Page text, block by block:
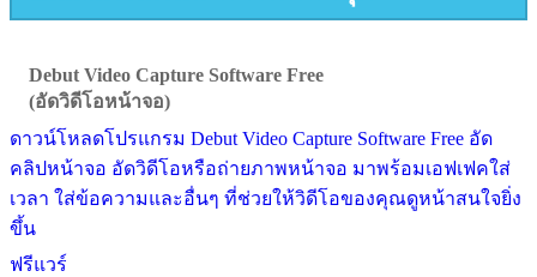
Debut Video Capture Software Free
(อัดวิดีโอหน้าจอ)
ดาวน์โหลดโปรแกรม Debut Video Capture Software Free อัด
คลิปหน้าจอ อัดวิดีโอหรือถ่ายภาพหน้าจอ มาพร้อมเอฟเฟคใส่
เวลา ใส่ข้อความและอื่นๆ ที่ช่วยให้วิดีโอของคุณดูหน้าสนใจยิ่ง
ขึ้น
ฟรีแวร์